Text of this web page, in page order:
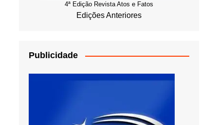
4ª Edição Revista Atos e Fatos
Edições Anteriores
Publicidade